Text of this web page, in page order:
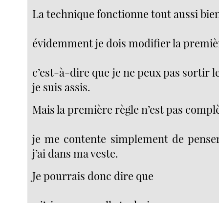
La technique fonctionne tout aussi
évidemment je dois modifier la
c’est-à-dire que je ne peux pas sortir
je suis assis.
Mais la première règle n’est pas
je me contente simplement de
j’ai dans ma veste.
Je pourrais donc dire que